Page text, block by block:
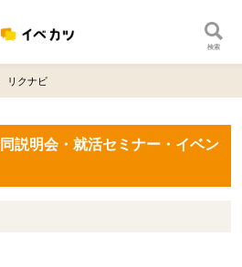
検索
リクナビ
説明会・就活セミナー・イベン